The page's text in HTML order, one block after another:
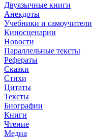
Двуязычные книги
Анекдоты
Учебники и самоучители
Киносценарии
Новости
Параллельные тексты
Рефераты
Сказки
Стихи
Цитаты
Тексты
Биографии
Книги
Чтение
Медиа